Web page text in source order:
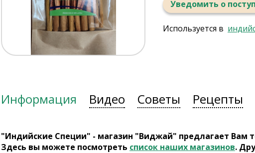
Уведомить о
Используется в
Информация Видео Советы Рецепты
"Индийские Специи" - магазин "Виджай" предлагает Вам
Здесь вы можете посмотреть список наших магазинов.